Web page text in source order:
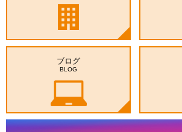
ブログ
BLOG